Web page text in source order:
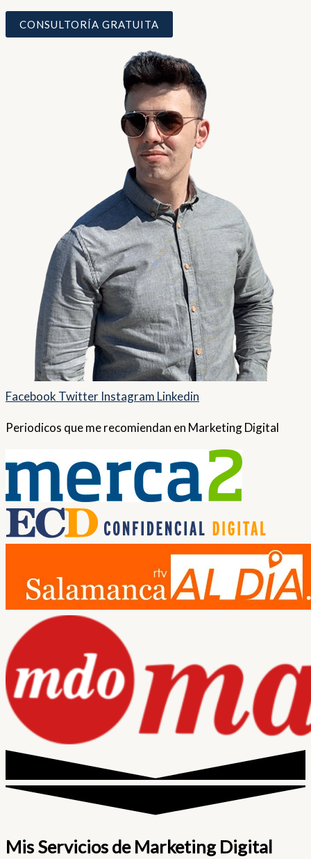
CONSULTORÍA GRATUITA
Facebook Twitter Instagram Linkedin
Periodicos que me recomiendan en Marketing Digital
Mis Servicios de Marketing Digital